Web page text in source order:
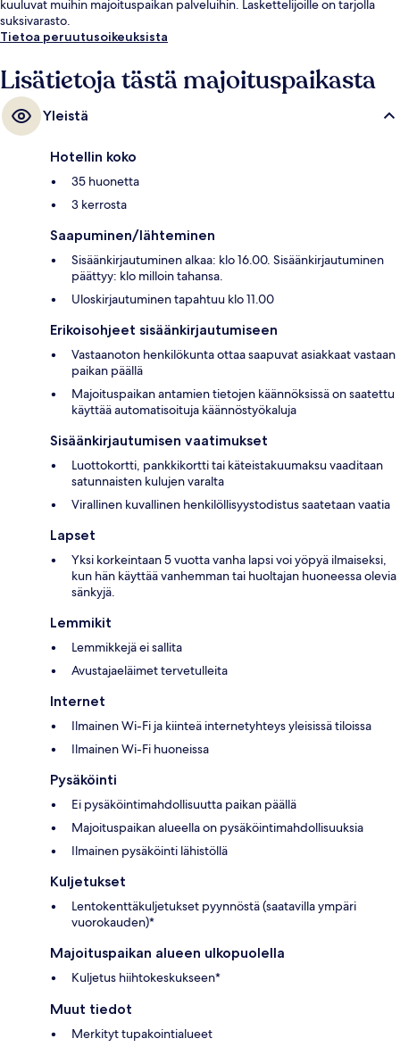
kuuluvat muihin majoituspaikan palveluihin. Laskettelijoille on tarjolla
suksivarasto.
Tietoa peruutusoikeuksista
Lisätietoja tästä majoituspaikasta
Yleistä
Hotellin koko
35 huonetta
3 kerrosta
Saapuminen/lähteminen
Sisäänkirjautuminen alkaa: klo 16.00. Sisäänkirjautuminen
päättyy: klo milloin tahansa.
Uloskirjautuminen tapahtuu klo 11.00
Erikoisohjeet sisäänkirjautumiseen
Vastaanoton henkilökunta ottaa saapuvat asiakkaat vastaan
paikan päällä
Majoituspaikan antamien tietojen käännöksissä on saatettu
käyttää automatisoituja käännöstyökaluja
Sisäänkirjautumisen vaatimukset
Luottokortti, pankkikortti tai käteistakuumaksu vaaditaan
satunnaisten kulujen varalta
Virallinen kuvallinen henkilöllisyystodistus saatetaan vaatia
Lapset
Yksi korkeintaan 5 vuotta vanha lapsi voi yöpyä ilmaiseksi,
kun hän käyttää vanhemman tai huoltajan huoneessa olevia
sänkyjä.
Lemmikit
Lemmikkejä ei sallita
Avustajaeläimet tervetulleita
Internet
Ilmainen Wi-Fi ja kiinteä internetyhteys yleisissä tiloissa
Ilmainen Wi-Fi huoneissa
Pysäköinti
Ei pysäköintimahdollisuutta paikan päällä
Majoituspaikan alueella on pysäköintimahdollisuuksia
Ilmainen pysäköinti lähistöllä
Kuljetukset
Lentokenttäkuljetukset pyynnöstä (saatavilla ympäri
vuorokauden)*
Majoituspaikan alueen ulkopuolella
Kuljetus hiihtokeskukseen*
Muut tiedot
Merkityt tupakointialueet